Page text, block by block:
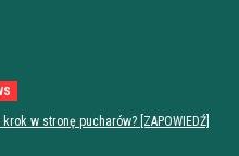
w stronę pucharów? [ZAPOWIEDŹ]